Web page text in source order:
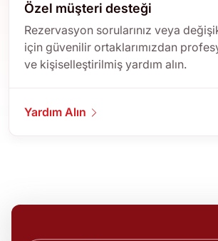
Özel müşteri desteği
Rezervasyon sorularınız veya
için güvenilir ortaklarımızdan
ve kişiselleştirilmiş yardım alın.
Yardım Alın